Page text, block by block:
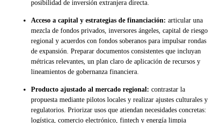
posibilidad de inversión extranjera directa.
Acceso a capital y estrategias de financiación: articular una
mezcla de fondos privados, inversores ángeles, capital de riesgo
regional y acuerdos con fondos soberanos para impulsar rondas
de expansión. Preparar documentos consistentes que incluyan
métricas relevantes, un plan claro de aplicación de recursos y
lineamientos de gobernanza financiera.
Producto ajustado al mercado regional: contrastar la
propuesta mediante pilotos locales y realizar ajustes culturales y
regulatorios. Priorizar usos que atiendan necesidades concretas:
logística, comercio electrónico, fintech y energía limpia